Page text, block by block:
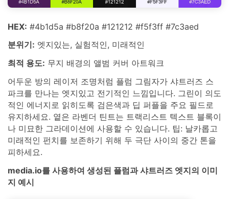
HEX: #4b1d5a #b8f20a #121212 #f5f3ff #7c3aed
분위기: 엣지있는, 실험적인, 미래적인
최적 용도: 무지 배경의 앨범 커버 아트워크
어두운 방의 레이저 조명처럼 플럼 그림자가 샤트러즈 스
파크를 만나는 엣지있고 전기적인 느낌입니다. 그린이 의도
적인 에너지로 읽히도록 검은색과 딥 퍼플을 주요 필드로
유지하세요. 옅은 라벤더 틴트는 트랙리스트 텍스트 블록이
나 미묘한 그라데이션에 사용할 수 있습니다. 팁: 날카롭고
미래적인 펀치를 보존하기 위해 두 극단 사이의 중간 톤을
피하세요.
media.io를 사용하여 생성된 플럼과 샤트러즈 엣지의 이미
지 예시